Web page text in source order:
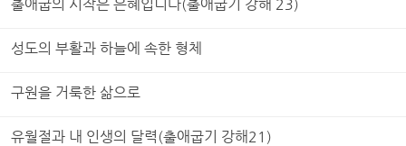
출애굽의 시작은 은혜입니다(출애굽기 강해 23)
성도의 부활과 하늘에 속한 형체
구원을 거룩한 삶으로
유월절과 내 인생의 달력(출애굽기 강해21)